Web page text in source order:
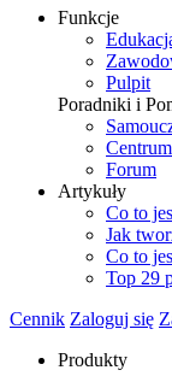
Funkcje
Pulpit
Poradniki i
Forum
Artykuły
Co to
Jak
Co to
Top 29
Cennik Zaloguj się
Produkty